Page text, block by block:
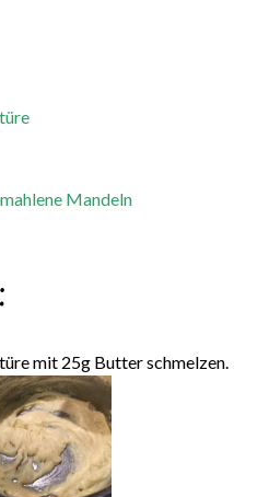
Mandeln
mit 25g Butter schmelzen.